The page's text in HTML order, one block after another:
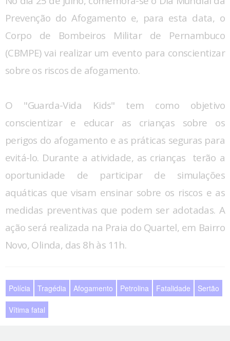
Prevenção do Afogamento e, para esta data, o
Corpo de Bombeiros Militar de Pernambuco
(CBMPE) vai realizar um evento para conscientizar
sobre os riscos de afogamento.
O "Guarda-Vida Kids" tem como objetivo
conscientizar e educar as crianças sobre os
perigos do afogamento e as práticas seguras para
evitá-lo. Durante a atividade, as crianças terão a
oportunidade de participar de simulações
aquáticas que visam ensinar sobre os riscos e as
medidas preventivas que podem ser adotadas. A
ação será realizada na Praia do Quartel, em Bairro
Novo, Olinda, das 8h às 11h.
Polícia Tragédia Afogamento Petrolina Fatalidade Sertão
Vítima fatal